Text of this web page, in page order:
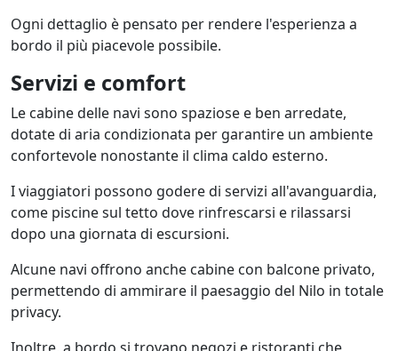
Ogni dettaglio è pensato per rendere l'esperienza a
bordo il più piacevole possibile.
Servizi e comfort
Le cabine delle navi sono spaziose e ben arredate,
dotate di aria condizionata per garantire un ambiente
confortevole nonostante il clima caldo esterno.
I viaggiatori possono godere di servizi all'avanguardia,
come piscine sul tetto dove rinfrescarsi e rilassarsi
dopo una giornata di escursioni.
Alcune navi offrono anche cabine con balcone privato,
permettendo di ammirare il paesaggio del Nilo in totale
privacy.